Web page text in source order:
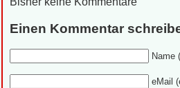
Einen Kommentar
Name
eMail